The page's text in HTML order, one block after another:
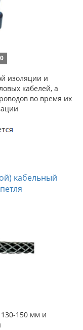
изоляции и
кабелей, а
во время их
кабельный
150 мм и